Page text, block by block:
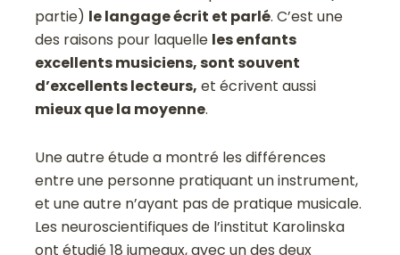
partie) le langage écrit et parlé. C’est une
des raisons pour laquelle les enfants
excellents musiciens, sont souvent
d’excellents lecteurs, et écrivent aussi
mieux que la moyenne.
Une autre étude a montré les différences
entre une personne pratiquant un instrument,
et une autre n’ayant pas de pratique musicale.
Les neuroscientifiques de l’institut Karolinska
ont étudié 18 jumeaux, avec un des deux